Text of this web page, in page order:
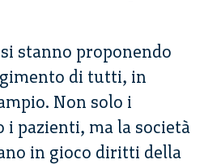
stanno proponendo
di tutti, in
Non solo i
pazienti, ma la società
in gioco diritti della